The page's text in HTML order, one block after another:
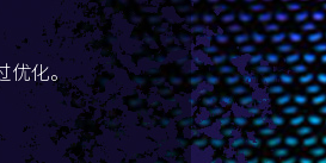
优化。